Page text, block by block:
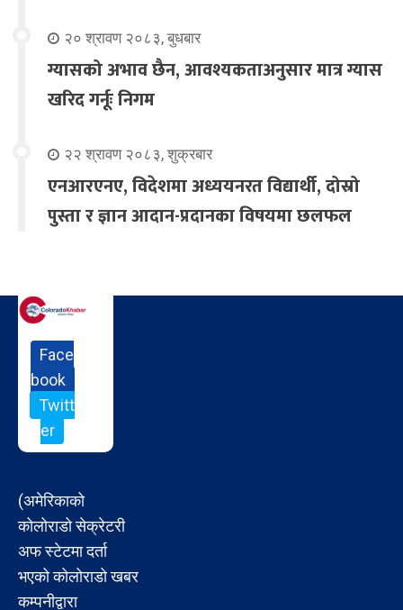
२० श्रावण २०८३, बुधबार
ग्यासको अभाव छैन, आवश्यकताअनुसार मात्र ग्यास
खरिद गर्नूः निगम
२२ श्रावण २०८३, शुक्रबार
एनआरएनए, विदेशमा अध्ययनरत विद्यार्थी, दोस्रो
पुस्ता र ज्ञान आदान-प्रदानका विषयमा छलफल
Face
book
Twitt
er
(अमेरिकाको
कोलोराडो सेक्रेटरी
अफ स्टेटमा दर्ता
भएको कोलोराडो खबर
कम्पनीद्वारा